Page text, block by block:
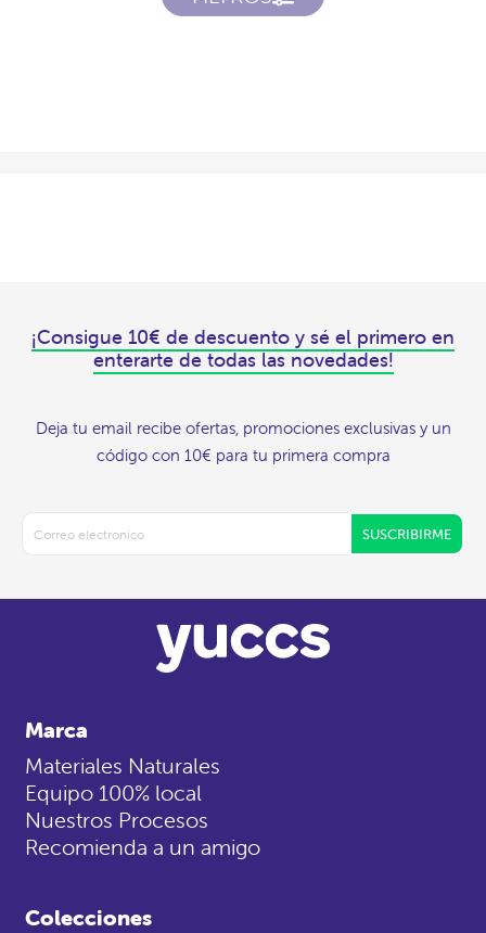
¡Consigue 10€ de descuento y sé el primero en
enterarte de todas las novedades!
Deja tu email recibe ofertas, promociones exclusivas y un
código con 10€ para tu primera compra
SUSCRIBIRME
Marca
Materiales Naturales
Equipo 100% local
Nuestros Procesos
Recomienda a un amigo
Colecciones